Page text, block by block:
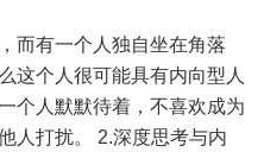
而有一个人独自坐在角落
这个人很可能具有内向型人
个人默默待着，不喜欢成为
人打扰。
2.深度思考与内